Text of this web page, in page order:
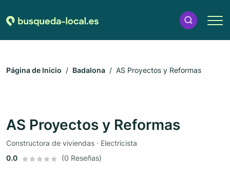
Página de Inicio Badalona AS Proyectos y Reformas
AS Proyectos y Reformas
Constructora de viviendas · Electricista
0.0
(0 Reseñas)